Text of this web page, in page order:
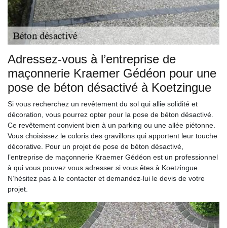
Adressez-vous à l’entreprise de
maçonnerie Kraemer Gédéon pour une
pose de béton désactivé à Koetzingue
Si vous recherchez un revêtement du sol qui allie solidité et
décoration, vous pourrez opter pour la pose de béton désactivé.
Ce revêtement convient bien à un parking ou une allée piétonne.
Vous choisissez le coloris des gravillons qui apportent leur touche
décorative. Pour un projet de pose de béton désactivé,
l’entreprise de maçonnerie Kraemer Gédéon est un professionnel
à qui vous pouvez vous adresser si vous êtes à Koetzingue.
N’hésitez pas à le contacter et demandez-lui le devis de votre
projet.